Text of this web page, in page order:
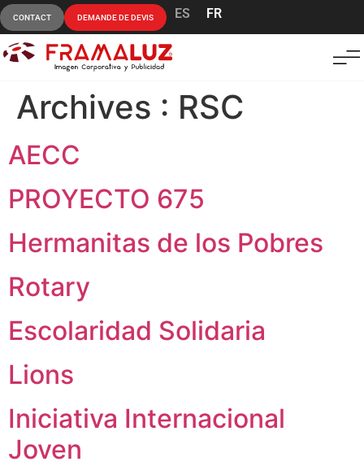
CONTACT DEMANDE DE DEVIS ES FR
Archives : RSC
AECC
PROYECTO 675
Hermanitas de los Pobres
Rotary
Escolaridad Solidaria
Lions
Iniciativa Internacional
Joven